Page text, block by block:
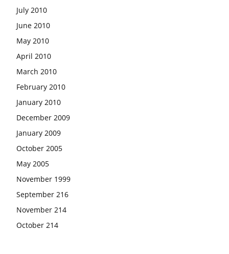
July 2010
June 2010
May 2010
April 2010
March 2010
February 2010
January 2010
December 2009
January 2009
October 2005
May 2005
November 1999
September 216
November 214
October 214